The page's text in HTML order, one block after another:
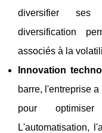
diversifier ses
diversification
associés à la
Innovation
barre, l'entreprise
pour
L'automatisation,